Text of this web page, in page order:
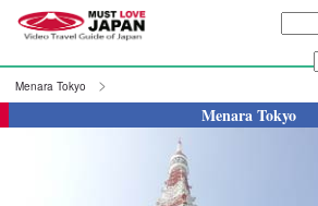
Menara Tokyo
Menara Tokyo